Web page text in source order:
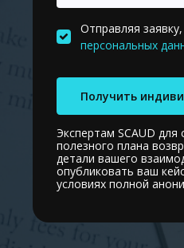
Отправляя
персональных
Получить
Экспертам SCAUD
полезного плана
детали вашего
опубликовать ваш
условиях полной